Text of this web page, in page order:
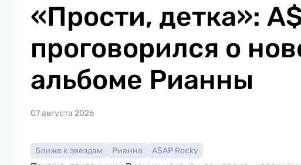
«Прости, детка»:
проговорился о
альбоме Рианны
07 августа 2026
Ближе к звездам Рианна A$AP Rocky